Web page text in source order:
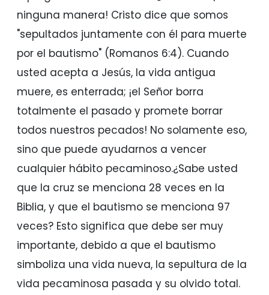
ninguna manera! Cristo dice que somos
"sepultados juntamente con él para muerte
por el bautismo" (Romanos 6:4). Cuando
usted acepta a Jesús, la vida antigua
muere, es enterrada; ¡el Señor borra
totalmente el pasado y promete borrar
todos nuestros pecados! No solamente eso,
sino que puede ayudarnos a vencer
cualquier hábito pecaminoso.¿Sabe usted
que la cruz se menciona 28 veces en la
Biblia, y que el bautismo se menciona 97
veces? Esto significa que debe ser muy
importante, debido a que el bautismo
simboliza una vida nueva, la sepultura de la
vida pecaminosa pasada y su olvido total.